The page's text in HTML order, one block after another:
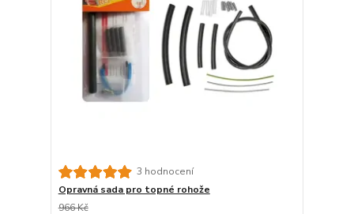
3 hodnocení
Opravná sada pro topné rohože
966 Kč